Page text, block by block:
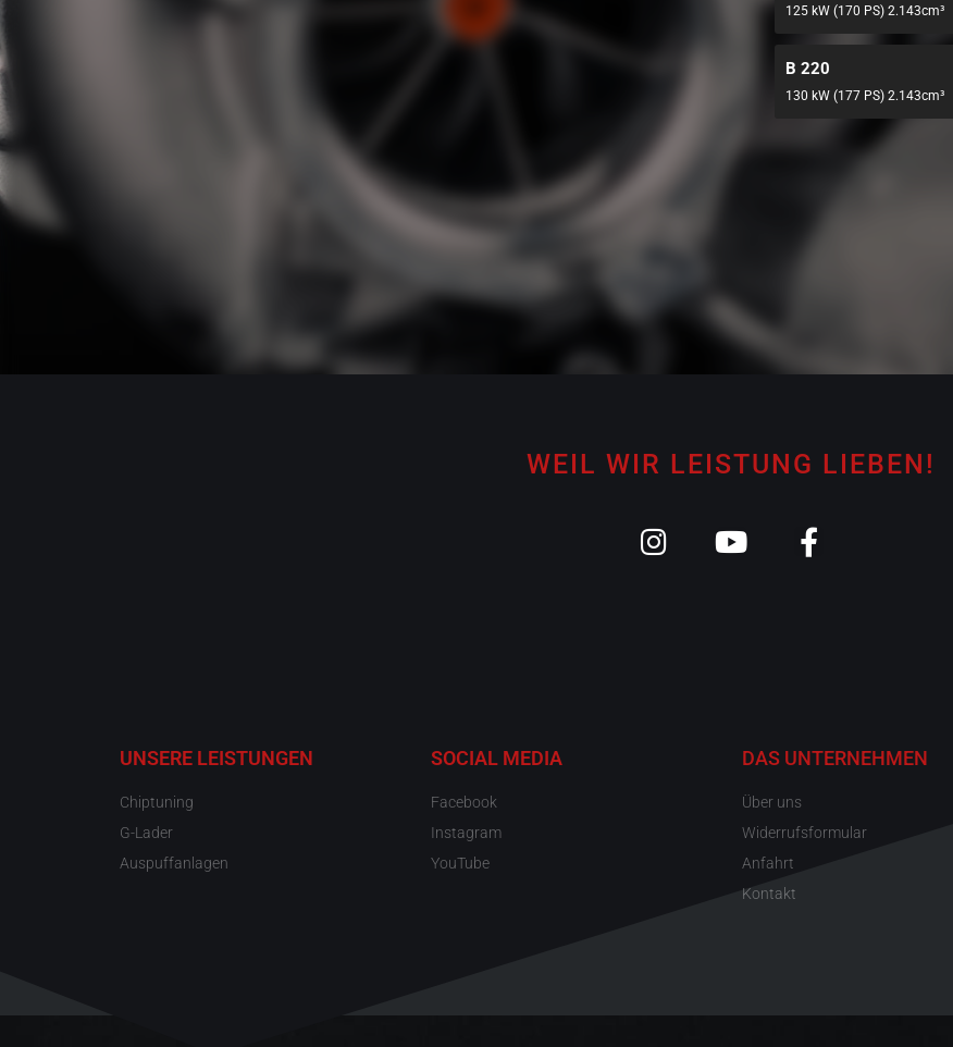
125 kW (170 PS) 2.143cm³
B 220
130 kW (177 PS) 2.143cm³
WEIL WIR LEISTUNG LIEBEN!
UNSERE LEISTUNGEN
Chiptuning
G-Lader
Auspuffanlagen
SOCIAL MEDIA
Facebook
Instagram
YouTube
DAS UNTERNEHMEN
Über uns
Widerrufsformular
Anfahrt
Kontakt